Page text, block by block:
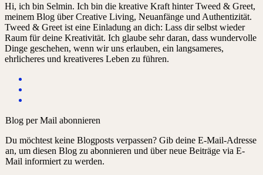
Hi, ich bin Selmin. Ich bin die kreative Kraft hinter Tweed & Greet,
meinem Blog über Creative Living, Neuanfänge und Authentizität.
Tweed & Greet ist eine Einladung an dich: Lass dir selbst wieder
Raum für deine Kreativität. Ich glaube sehr daran, dass wundervolle
Dinge geschehen, wenn wir uns erlauben, ein langsameres,
ehrlicheres und kreativeres Leben zu führen.
Blog per Mail abonnieren
Du möchtest keine Blogposts verpassen? Gib deine E-Mail-Adresse
an, um diesen Blog zu abonnieren und über neue Beiträge via E-
Mail informiert zu werden.